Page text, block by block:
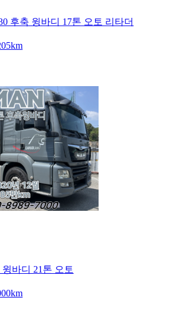
후축 윙바디 17톤 오토 리타더
바디 21톤 오토